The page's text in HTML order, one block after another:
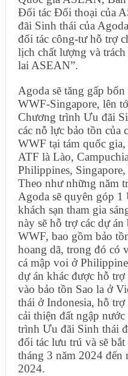
Đối tác Đối thoại của
đãi Sinh thái của
đối tác công-tư hỗ trợ
lịch chất lượng và
lai ASEAN”.
Agoda sẽ tăng gấp
WWF-Singapore, lên
Chương trình Ưu đãi
các nỗ lực bảo tồn của
WWF tại tám quốc
ATF là Lào,
Philippines,
Theo như những năm
Agoda sẽ quyên góp
khách sạn tham gia
này sẽ hỗ trợ các dự
WWF, bao gồm bảo
hoang dã, trong đó có
cá mập voi ở
dự án khác được hỗ
vào bảo tồn Sao la ở
thái ở Indonesia, hỗ
cải thiện đất ngập
trình Ưu đãi Sinh thái
đối tác lưu trú và sẽ
tháng 3 năm 2024 đến
2024.